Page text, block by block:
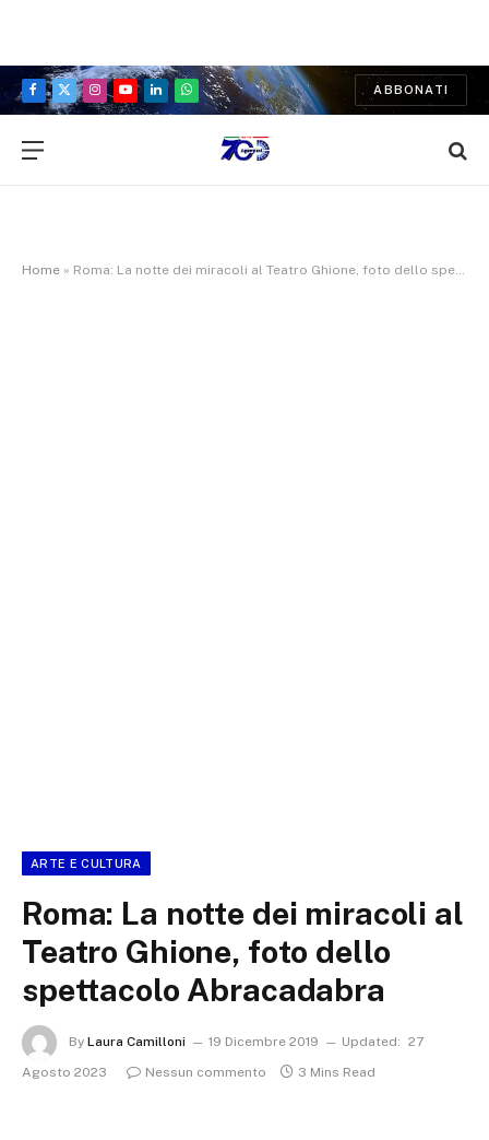
Facebook
X
Instagram
YouTubeLinkedInWhatsApp
ABBONATI
Home » Roma: La notte dei miracoli al Teatro Ghione, foto dello spettacolo Abracadabra
ARTE E CULTURA
Roma: La notte dei miracoli al
Teatro Ghione, foto dello
spettacolo Abracadabra
By Laura Camilloni 19 Dicembre 2019 Updated: 27
Agosto 2023
Nessun commento 3 Mins Read